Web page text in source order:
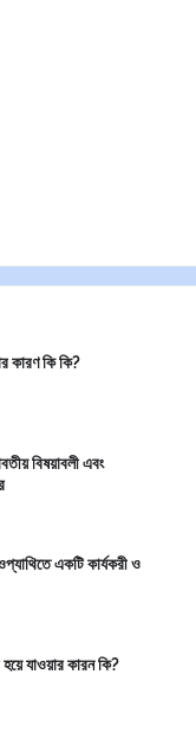
কারণ কি কি?
বিষয়াবলী এবং
একটি কার্যকরী ও
যাওয়ার কারন কি?